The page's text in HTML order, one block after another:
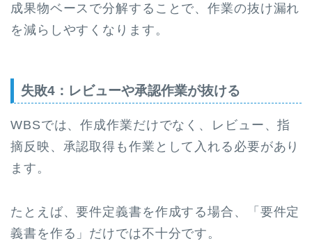
成果物ベースで分解することで、作業の抜け漏れ
を減らしやすくなります。
失敗4：レビューや承認作業が抜ける
WBSでは、作成作業だけでなく、レビュー、指
摘反映、承認取得も作業として入れる必要があり
ます。
たとえば、要件定義書を作成する場合、「要件定
義書を作る」だけでは不十分です。